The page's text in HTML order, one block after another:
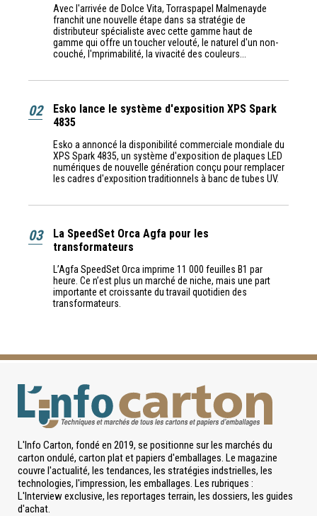
Avec l'arrivée de Dolce Vita, Torraspapel Malmenayde
franchit une nouvelle étape dans sa stratégie de
distributeur spécialiste avec cette gamme haut de
gamme qui offre un toucher velouté, le naturel d'un non-
couché, l'mprimabilité, la vivacité des couleurs...
02
Esko lance le système d'exposition XPS Spark
4835
Esko a annoncé la disponibilité commerciale mondiale du
XPS Spark 4835, un système d'exposition de plaques LED
numériques de nouvelle génération conçu pour remplacer
les cadres d'exposition traditionnels à banc de tubes UV.
03
La SpeedSet Orca Agfa pour les
transformateurs
L’Agfa SpeedSet Orca imprime 11 000 feuilles B1 par
heure. Ce n’est plus un marché de niche, mais une part
importante et croissante du travail quotidien des
transformateurs.
L'Info Carton, fondé en 2019, se positionne sur les marchés du
carton ondulé, carton plat et papiers d'emballages. Le magazine
couvre l'actualité, les tendances, les stratégies indstrielles, les
technologies, l'impression, les emballages. Les rubriques :
L'Interview exclusive, les reportages terrain, les dossiers, les guides
d'achat.